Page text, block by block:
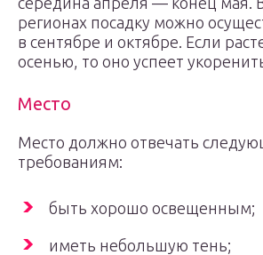
регионах посадку можно
в сентябре и октябре. Если
осенью, то оно успеет
Место
Место должно отвечать
требованиям:
быть хорошо освещенным;
иметь небольшую тень;